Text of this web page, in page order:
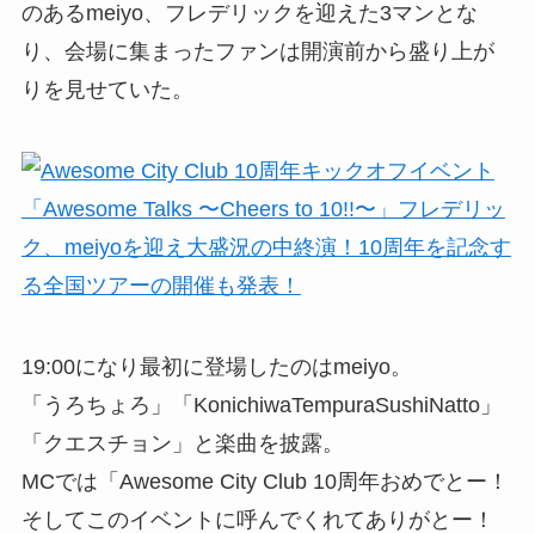
のあるmeiyo、フレデリックを迎えた3マンとな
り、会場に集まったファンは開演前から盛り上が
りを見せていた。
19:00になり最初に登場したのはmeiyo。
「うろちょろ」「KonichiwaTempuraSushiNatto」
「クエスチョン」と楽曲を披露。
MCでは「Awesome City Club 10周年おめでとー！
そしてこのイベントに呼んでくれてありがとー！